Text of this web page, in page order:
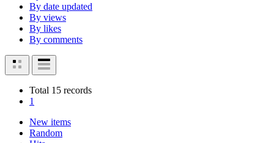
By date updated
By views
By likes
By comments
Total 15 records
1
New items
Random